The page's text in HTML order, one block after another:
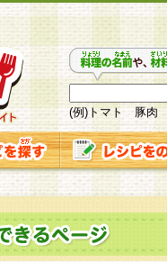
(例)トマト 豚肉